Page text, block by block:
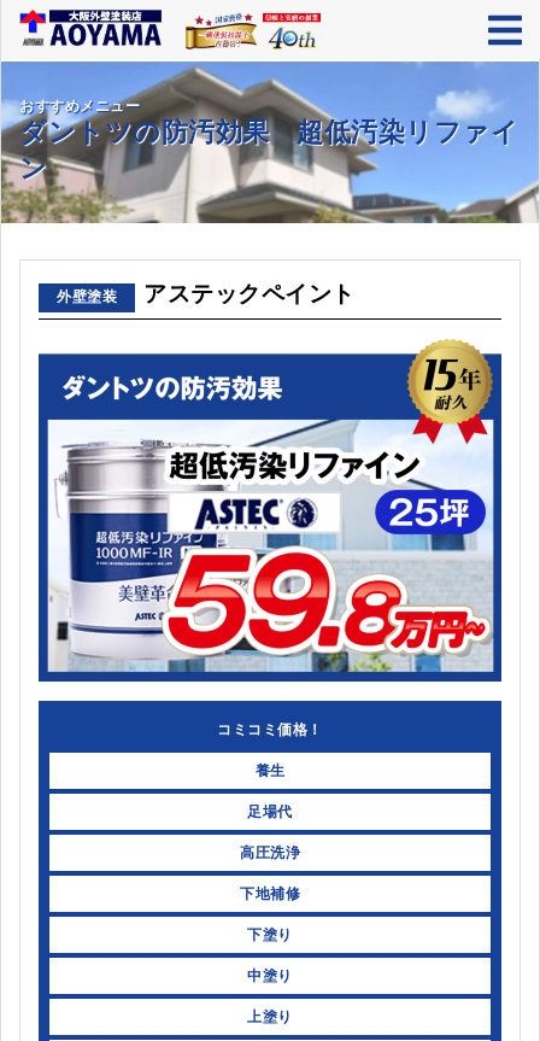
おすすめメニュー
ダントツの防汚効果 超低汚染リファイ
ン
外壁塗装 アステックペイント
コミコミ価格！
養生
足場代
高圧洗浄
下地補修
下塗り
中塗り
上塗り